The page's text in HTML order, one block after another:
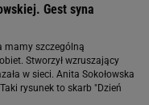
Gest syna
mamy szczególną
Stworzył wzruszający
w sieci. Anita Sokołowska
rysunek to skarb "Dzień